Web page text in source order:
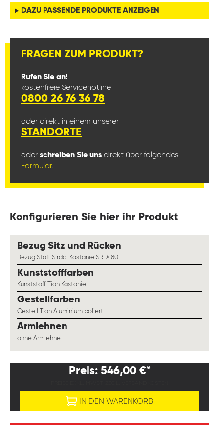
DAZU PASSENDE PRODUKTE ANZEIGEN
FRAGEN ZUM PRODUKT?
Rufen Sie an!
kostenfreie Servicehotline
0800 26 76 36 78
oder direkt in einem unserer
STANDORTE
oder schreiben Sie uns direkt über folgendes
Formular.
Konfigurieren Sie hier ihr Produkt
Bezug Sitz und Rücken
Bezug Stoff Sirdal Kastanie SRD480
Kunststofffarben
Kunststoff Tion Kastanie
Gestellfarben
Gestell Tion Aluminium poliert
Armlehnen
ohne Armlehne
Preis: 546,00 €*
IN DEN WARENKORB